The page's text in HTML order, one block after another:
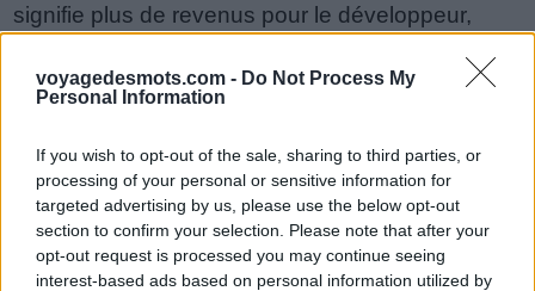
voyagedesmots.com - Do Not Process My
Personal Information
If you wish to opt-out of the sale, sharing to third parties, or
processing of your personal or sensitive information for
targeted advertising by us, please use the below opt-out
section to confirm your selection. Please note that after your
opt-out request is processed you may continue seeing
interest-based ads based on personal information utilized by
signifie plus de revenus pour le développeur,
pas à trouver un niveau spécifique ? Laissez un
qu'heureux de vous aider !
Réponses mises à jour : 2018-06-29
Entrez toutes les lettres ou le
numéro de niveau :